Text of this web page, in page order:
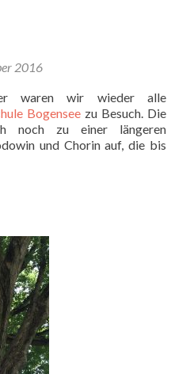
2016
waren wir wieder alle
Bogensee zu Besuch. Die
noch zu einer längeren
und Chorin auf, die bis